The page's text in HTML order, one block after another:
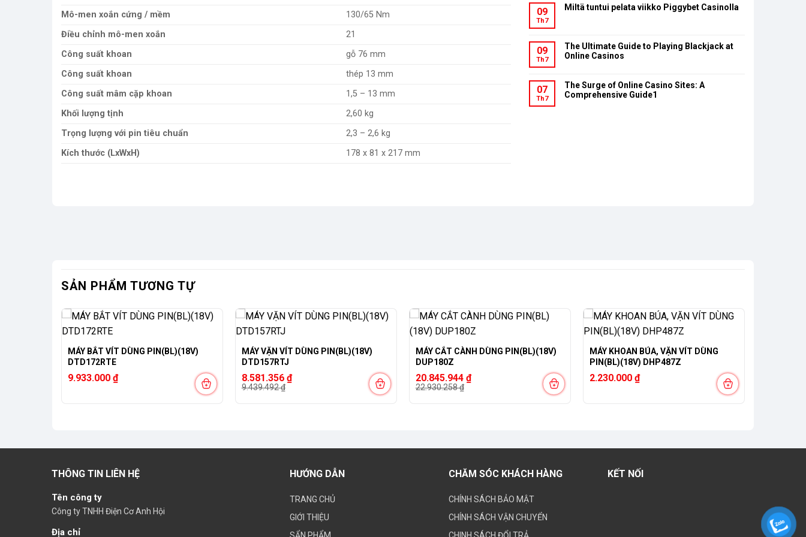
Mô-men xoắn cứng / mềm
130/65 Nm
Điều chỉnh mô-men xoắn
21
Công suất khoan
gỗ 76 mm
Công suất khoan
thép 13 mm
Công suất mâm cặp khoan
1,5 – 13 mm
Khối lượng tịnh
2,60 kg
Trọng lượng với pin tiêu chuẩn
2,3 – 2,6 kg
Kích thước (LxWxH)
178 x 81 x 217 mm
09
Th7
Miltä tuntui pelata viikko Piggybet Casinolla
09
Th7
The Ultimate Guide to Playing Blackjack at
Online Casinos
07
Th7
The Surge of Online Casino Sites: A
Comprehensive Guide1
SẢN PHẨM TƯƠNG TỰ
MÁY BẮT VÍT DÙNG PIN(BL)(18V)
DTD172RTE
9.933.000 ₫
-9%
MÁY VẶN VÍT DÙNG PIN(BL)(18V)
DTD157RTJ
9.439.492₫
Giá
gốc
8.581.356 ₫
Giá
hiện
-9%
MÁY CẮT CÀNH DÙNG PIN(BL)(18V)
DUP180Z
22.930.258₫
Giá
gốc
20.845.944 ₫
Giá
hiện
MÁY KHOAN BÚA, VẶN VÍT DÙNG
PIN(BL)(18V) DHP487Z
2.230.000 ₫
THÔNG TIN LIÊN HỆ
Tên công ty
Công ty TNHH Điện Cơ Anh Hội
Địa chỉ
HƯỚNG DẪN
TRANG CHỦ
GIỚI THIỆU
CHĂM SÓC KHÁCH HÀNG
CHÍNH SÁCH BẢO MẬT
CHÍNH SÁCH VẬN CHUYỂN
KẾT NỐI